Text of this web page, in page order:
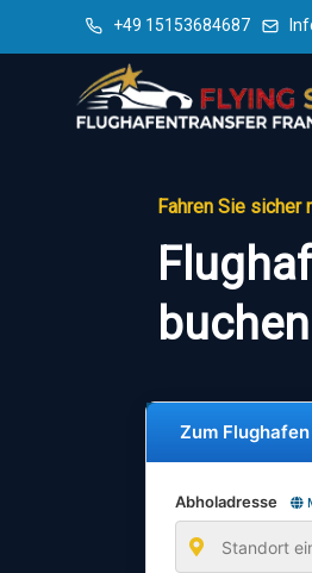
+49 15153684687
Fahren Sie sicher
buchen
Zum Flughafen
Abholadresse